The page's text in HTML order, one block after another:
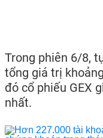
Trong phiên 6/8,
tổng giá trị
đó cổ phiếu GEX
nhất.